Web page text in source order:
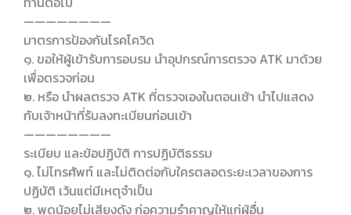
————————
มาตรการป้องกันโรคโควิด
๑. ขอให้ผู้เข้ารับการอบรม นำอุปกรณ์การตรวจ ATK มาด้วย
เพื่อตรวจก่อน
๒. หรือ นำผลตรวจ ATK ที่ตรวจเองในตอนเช้า นำไปแสดง
กับเจ้าหน้าที่รับลงทะเบียนก่อนเข้า
————————
ระเบียบ และข้อปฏิบัติ การปฏิบัติธรรม
๑. ไม่โทรศัพท์ และไม่ติดต่อกับใครตลอดระยะเวลาของการ
ปฏิบัติ เว้นแต่มีเหตุจำเป็น
๒. พูดน้อยไม่เสียงดัง ก่อความรำคาญให้แก่ผู้อื่น